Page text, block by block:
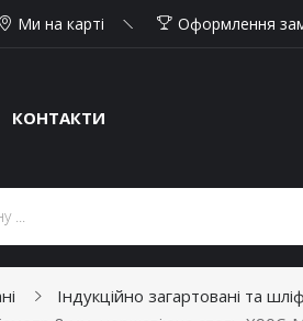
Ми на карті Оформлення
КОНТАКТИ
Індукційно загартовані та